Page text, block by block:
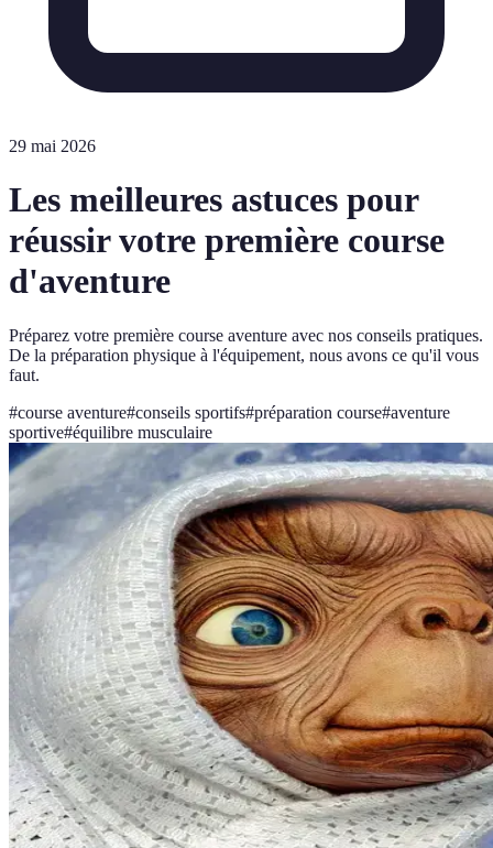
29 mai 2026
Les meilleures astuces pour
réussir votre première course
d'aventure
Préparez votre première course aventure avec nos conseils pratiques.
De la préparation physique à l'équipement, nous avons ce qu'il vous
faut.
#course aventure#conseils sportifs#préparation course#aventure
sportive#équilibre musculaire